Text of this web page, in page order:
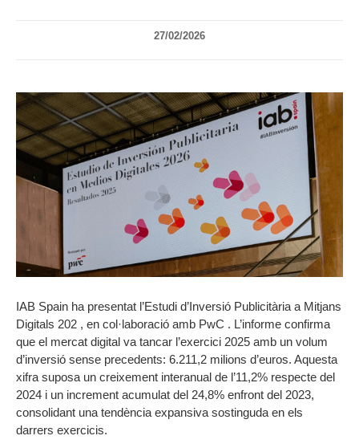
27/02/2026
IAB Spain ha presentat l’Estudi d’Inversió Publicitària a Mitjans
Digitals 202 , en col·laboració amb PwC . L’informe confirma
que el mercat digital va tancar l’exercici 2025 amb un volum
d’inversió sense precedents: 6.211,2 milions d’euros. Aquesta
xifra suposa un creixement interanual de l’11,2% respecte del
2024 i un increment acumulat del 24,8% enfront del 2023,
consolidant una tendència expansiva sostinguda en els
darrers exercicis.